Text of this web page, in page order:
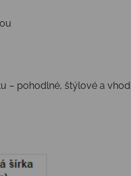
– pohodlné, štýlové a